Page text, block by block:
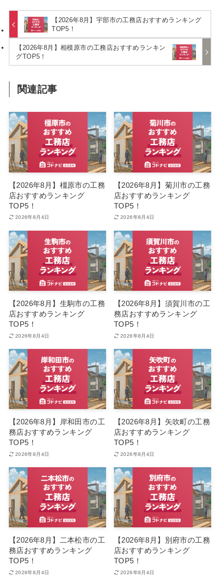
【2026年8月】宇部市の工務店おすすめランキング
TOP5！
【2026年8月】相模原市の工務店おすすめランキン
グTOP5！
関連記事
【2026年8月】橿原市の工務
店おすすめランキング
TOP5！
2026年8月4日
【2026年8月】菊川市の工務
店おすすめランキング
TOP5！
2026年8月4日
【2026年8月】生駒市の工務
店おすすめランキング
TOP5！
2026年8月4日
【2026年8月】須賀川市の工
務店おすすめランキング
TOP5！
2026年8月4日
【2026年8月】岸和田市の工
務店おすすめランキング
TOP5！
2026年8月4日
【2026年8月】矢吹町の工務
店おすすめランキング
TOP5！
2026年8月4日
【2026年8月】二本松市の工
務店おすすめランキング
TOP5！
2026年8月4日
【2026年8月】別府市の工務
店おすすめランキング
TOP5！
2026年8月4日